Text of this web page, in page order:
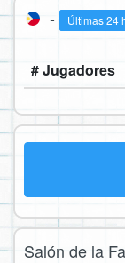
- Últimas 24
# Jugadores
Salón de la